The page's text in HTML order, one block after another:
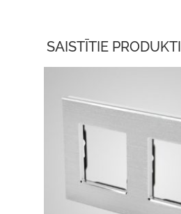
SAISTĪTIE PRODUKTI